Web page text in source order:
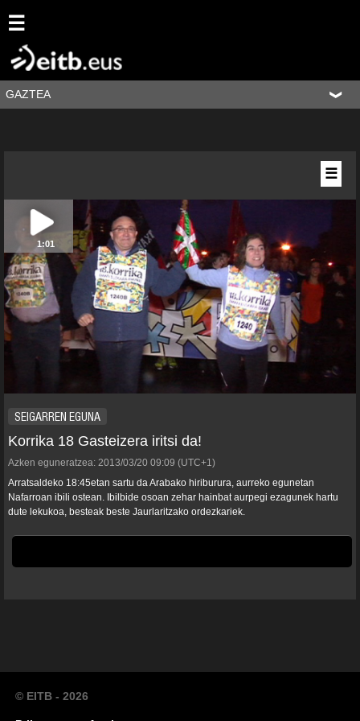
☰
GAZTEA
1:01
SEIGARREN EGUNA
Korrika 18 Gasteizera iritsi da!
Azken eguneratzea: 2013/03/20 09:09 (UTC+1)
Arratsaldeko 18:45etan sartu da Arabako hiriburura, aurreko egunetan
Nafarroan ibili ostean. Ibilbide osoan zehar hainbat aurpegi ezagunek hartu
dute lekukoa, besteak beste Jaurlaritzako ordezkariek.
☰
© EITB - 2026